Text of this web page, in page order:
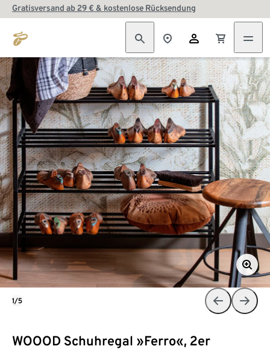
Gratisversand ab 29 € & kostenlose Rücksendung
WOOOD Schuhregal »Ferro«, 2er
1/5